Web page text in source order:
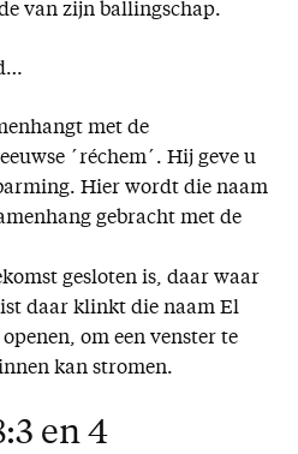
van zijn ballingschap.
met de
´réchem´. Hij geve u
Hier wordt die naam
gebracht met de
gesloten is, daar waar
daar klinkt die naam El
om een venster te
kan stromen.
en 4